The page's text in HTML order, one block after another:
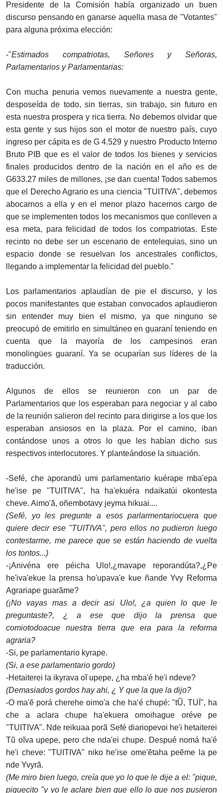
Presidente de la Comisión había organizado un buen
discurso pensando en ganarse aquella masa de "Votantes"
para alguna próxima elección:
-"Estimados compatriotas, Señores y Señoras,
Parlamentarios y Parlamentarias:
Con mucha penuria vemos nuevamente a nuestra gente,
desposeída de todo, sin tierras, sin trabajo, sin futuro en
esta nuestra prospera y rica tierra. No debemos olvidar que
esta gente y sus hijos son el motor de nuestro país, cuyo
ingreso per cápita es de G 4.529 y nuestro Producto Interno
Bruto PIB que es el valor de todos los bienes y servicios
finales producidos dentro de la nación en el año es de
G633.27 miles de millones, ¡se dan cuenta! Todos sabemos
que el Derecho Agrario es una ciencia "TUITIVA", debemos
abocarnos a ella y en el menor plazo hacernos cargo de
que se implementen todos los mecanismos que conlleven a
esa meta, para felicidad de todos los compatriotas. Este
recinto no debe ser un escenario de entelequias, sino un
espacio donde se resuelvan los ancestrales conflictos,
llegando a implementar la felicidad del pueblo."
Los parlamentarios aplaudían de pie el discurso, y los
pocos manifestantes que estaban convocados aplaudieron
sin entender muy bien el mismo, ya que ninguno se
preocupó de emitirlo en simultáneo en guaraní teniendo en
cuenta que la mayoría de los campesinos eran
monolingües guaraní. Ya se ocuparían sus líderes de la
traducción.
Algunos de ellos se reunieron con un par de
Parlamentarios que los esperaban para negociar y al cabo
de la reunión salieron del recinto para dirigirse a los que los
esperaban ansiosos en la plaza. Por el camino, iban
contándose unos a otros lo que les habían dicho sus
respectivos interlocutores. Y planteándose la situación.
-Sefé, che aporandú umi parlamentario kuérape mba'epa
he'ise pe "TUITIVA", ha ha'ekuéra ndaikatúi okontesta
cheve. Aimo'ã, oñembotavy jeyma hikuai....
(Sefé, yo les pregunte a esos parlarmentariocuera que
quiere decir ese "TUITIVA", pero ellos no pudieron luego
contestarme, me parece que se están haciendo de vuelta
los tontos...)
-¡Anivéna ere péicha Ulo!,¿mavape reporandúta?,¿Pe
he'iva'ekue la prensa ho'upava'e kue ñande Yvy Reforma
Agrariape guarãme?
(¡No vayas mas a decir asi Ulo!, ¿a quien lo que le
preguntaste?, ¿ a ese que dijo la prensa que
comiotodoacue nuestra tierra que era para la reforma
agraria?
-Si, pe parlamentario kyrape.
(Si, a ese parlamentario gordo)
-Hetaiterei la ikyrava oĩ upepe, ¿ha mba'é he'i ndeve?
(Demasiados gordos hay ahi, ¿ Y que la que la dijo?
-O ma'ẽ porá cherehe oimo'a che ha‘é chupé: "tŨ, TUÏ", ha
che a aclara chupe ha'ekuera omoihague oréve pe
"TUITIVA". Nde reikuaa porã Sefé diariopevoi he'i hetaiterei
Tũ oĩva upepe, pero che nda'ei chupe. Despué nomá ha'é
he'i cheve: "TUITIVA" niko he’ise ome'ẽtaha peẽme la pe
nde Yvyrã.
(Me miro bien luego, creía que yo lo que le dije a el: "pique,
piquecito "y yo le aclare bien que ello lo que nos pusieron